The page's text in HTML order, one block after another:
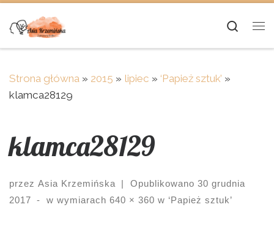
Skip to content
Strona główna » 2015 » lipiec » ‘Papież sztuk’ »
klamca28129
klamca28129
przez Asia Krzemińska | Opublikowano 30 grudnia
2017
- w wymiarach 640 × 360 w ‘Papież sztuk’